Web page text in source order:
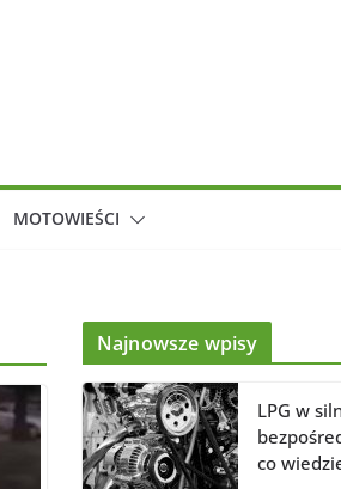
MOTOWIEŚCI
Najnowsze wpisy
LPG w
co